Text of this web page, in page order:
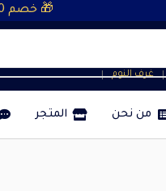
🎁 خصم 10% .. كود :
غرف النوم ❘
من نحن المتجر